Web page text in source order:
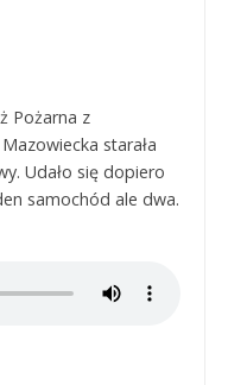
Pożarna z
starała
Udało się dopiero
samochód ale dwa.